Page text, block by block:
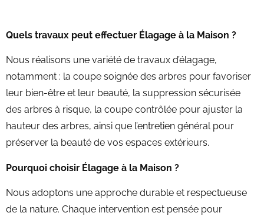
Quels travaux peut effectuer Élagage à la Maison ?
Nous réalisons une variété de travaux d’élagage,
notamment : la coupe soignée des arbres pour favoriser
leur bien-être et leur beauté, la suppression sécurisée
des arbres à risque, la coupe contrôlée pour ajuster la
hauteur des arbres, ainsi que l’entretien général pour
préserver la beauté de vos espaces extérieurs.
Pourquoi choisir Élagage à la Maison ?
Nous adoptons une approche durable et respectueuse
de la nature. Chaque intervention est pensée pour